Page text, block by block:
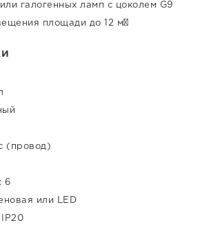
галогенных ламп с цоколем G9
площади до 12 м²
(провод)
6
или LED